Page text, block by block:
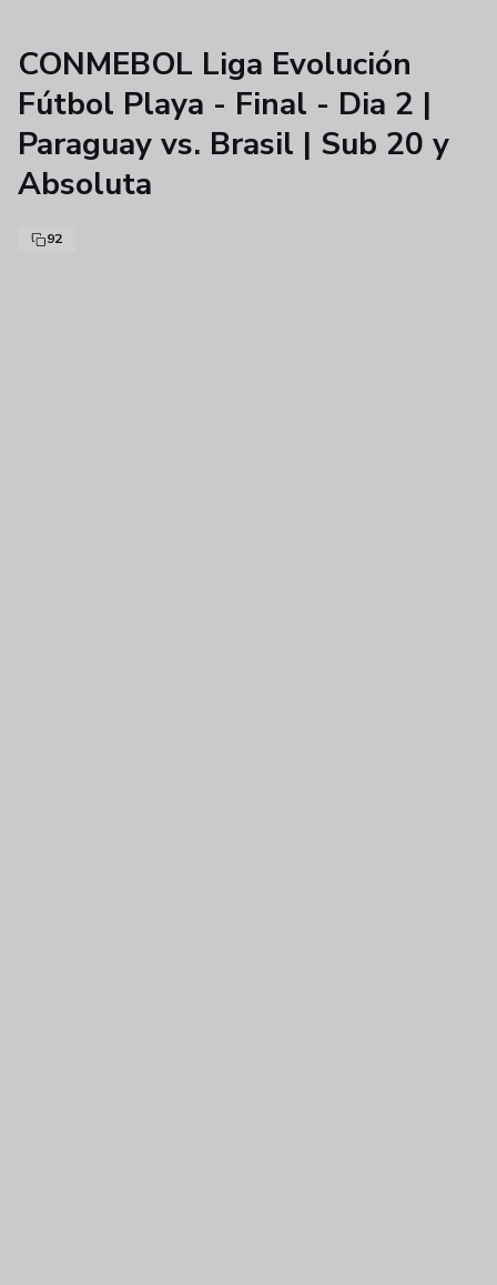
CONMEBOL Liga Evolución
Fútbol Playa - Final - Dia 2 |
Paraguay vs. Brasil | Sub 20 y
Absoluta
92